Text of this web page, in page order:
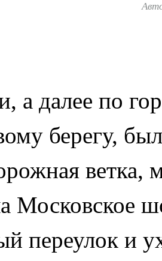
а далее по
берегу,
ветка,
Московское
переулок и